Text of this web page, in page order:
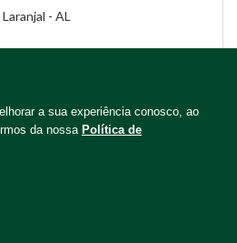
- AL
a sua experiência conosco, ao
da nossa Política de